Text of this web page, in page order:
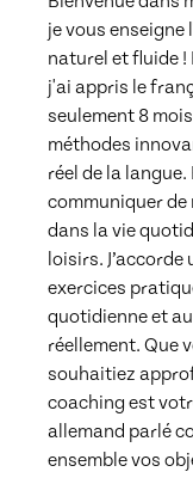
je vous
naturel et fluide !
j'ai appris le
seulement 8
méthodes
réel de la
communiquer
dans la vie
loisirs.
exercices
quotidienne et
réellement. Que
souhaitiez
coaching est
allemand parlé
ensemble vos